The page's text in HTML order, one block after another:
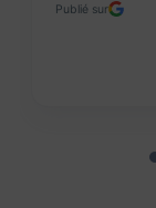
Publié sur